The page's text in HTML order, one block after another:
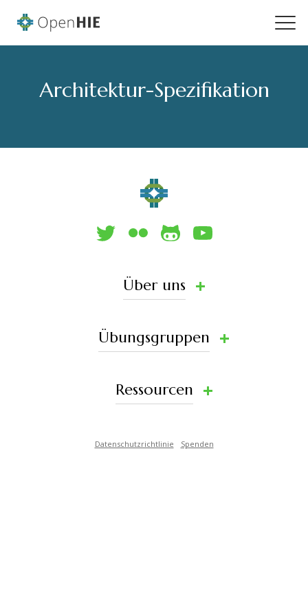
Architektur-Spezifikation
Über uns
Übungsgruppen
Ressourcen
Datenschutzrichtlinie Spenden